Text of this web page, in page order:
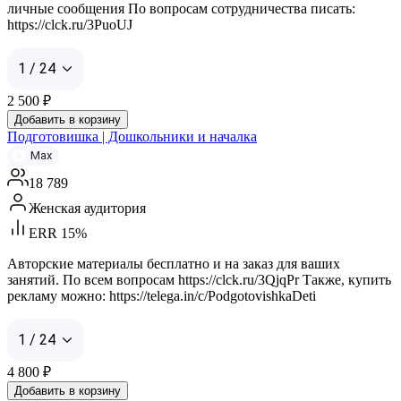
личные сообщения По вопросам сотрудничества писать:
https://clck.ru/3PuoUJ
1 / 24
2 500 ₽
Добавить в корзину
Подготовишка | Дошкольники и началка
Max
18 789
Женская аудитория
ERR 15%
Авторские материалы бесплатно и на заказ для ваших
занятий. По всем вопросам https://clck.ru/3QjqPr Также, купить
рекламу можно: https://telega.in/c/PodgotovishkaDeti
1 / 24
4 800 ₽
Добавить в корзину